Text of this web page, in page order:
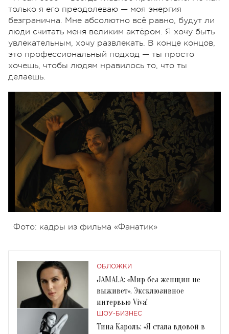
только я его преодолеваю — моя энергия
безгранична. Мне абсолютно всё равно, будут ли
люди считать меня великим актёром. Я хочу быть
увлекательным, хочу развлекать. В конце концов,
это профессиональный подход — ты просто
хочешь, чтобы людям нравилось то, что ты
делаешь.
Фото: кадры из фильма «Фанатик»
ОБЛОЖКИ
JAMALA: «Мир без женщин не
выживет». Эксклюзивное
интервью Viva!
ШОУ-БИЗНЕС
Тина Кароль: «Я стала вдовой в